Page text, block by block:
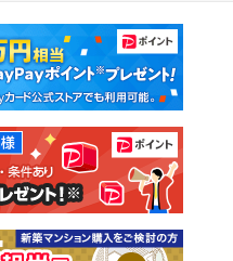
中古マンション
中古一戸建て
土地
教えて！住まいの先生